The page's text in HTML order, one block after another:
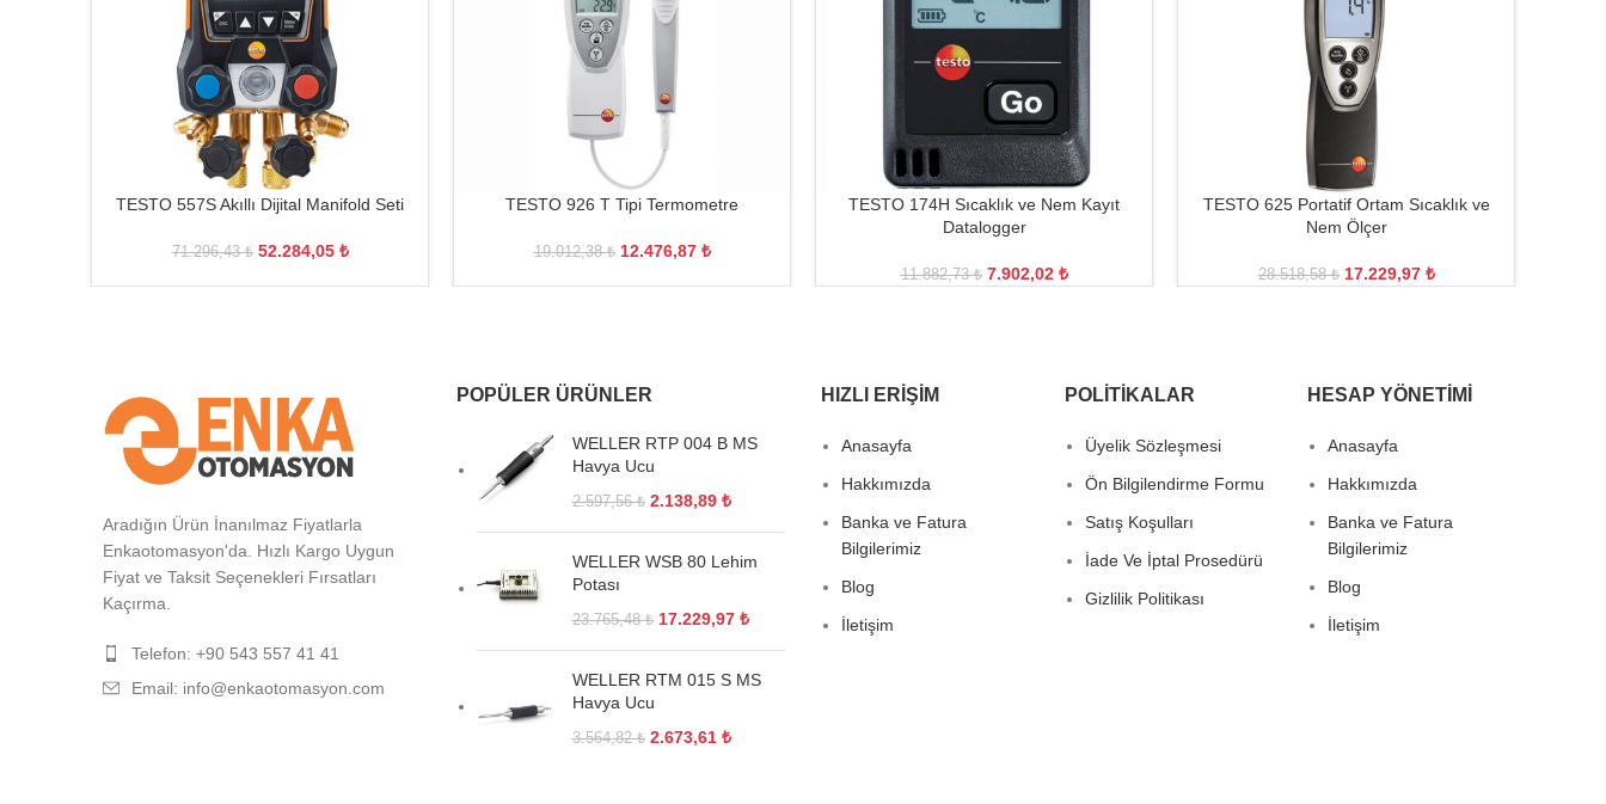
TESTO 557S Akıllı Dijital Manifold Seti
71.296,43₺ 52.284,05 ₺
TESTO 926 T Tipi Termometre
19.012,38₺ 12.476,87 ₺
TESTO 174H Sıcaklık ve Nem Kayıt
Datalogger
11.882,73₺ 7.902,02 ₺
TESTO 625 Portatif Ortam Sıcaklık ve
Nem Ölçer
28.518,58₺ 17.229,97 ₺
Aradığın Ürün İnanılmaz Fiyatlarla
Enkaotomasyon'da. Hızlı Kargo Uygun
Fiyat ve Taksit Seçenekleri Fırsatları
Kaçırma.
Telefon: +90 543 557 41 41
Email: info@enkaotomasyon.com
POPÜLER ÜRÜNLER
WELLER RTP 004 B MS
Havya Ucu
2.597,56₺ 2.138,89 ₺
WELLER WSB 80 Lehim
Potası
23.765,48₺ 17.229,97 ₺
WELLER RTM 015 S MS
Havya Ucu
3.564,82₺ 2.673,61 ₺
HIZLI ERIŞIM
Anasayfa
Hakkımızda
Banka ve Fatura
Bilgilerimiz
Blog
İletişim
POLITIKALAR
Üyelik Sözleşmesi
Ön Bilgilendirme Formu
Satış Koşulları
İade Ve İptal Prosedürü
Gizlilik Politikası
HESAP YÖNETIMI
Anasayfa
Hakkımızda
Banka ve Fatura
Bilgilerimiz
Blog
İletişim